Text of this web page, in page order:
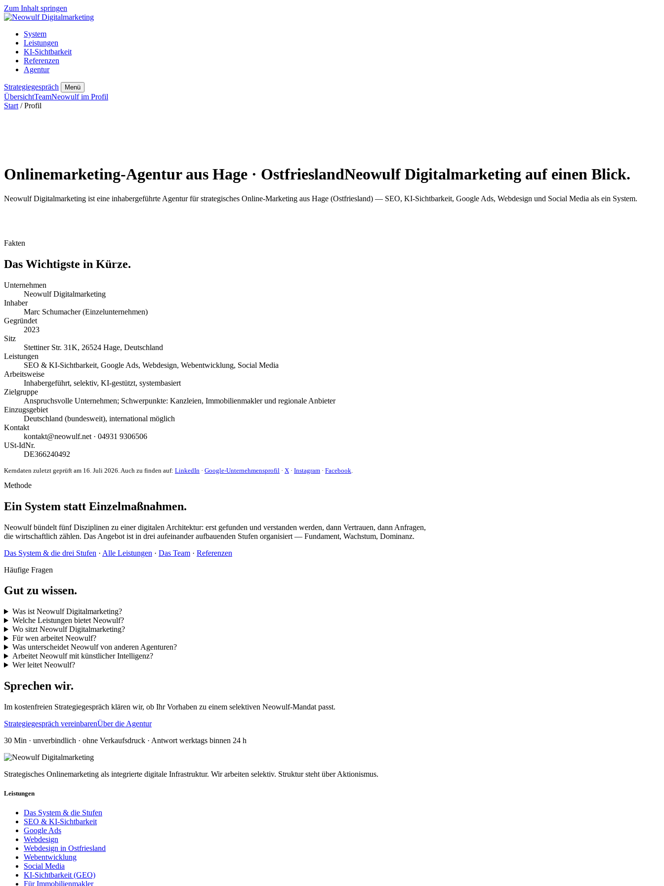
Zum Inhalt springen
System
Leistungen
KI-Sichtbarkeit
Referenzen
Agentur
Strategiegespräch Menü
ÜbersichtTeamNeowulf im Profil
Start / Profil
Onlinemarketing-Agentur aus Hage · OstfrieslandNeowulf Digitalmarketing auf einen Blick.
Neowulf Digitalmarketing ist eine inhabergeführte Agentur für strategisches Online-Marketing aus Hage (Ostfriesland) — SEO, KI-Sichtbarkeit, Google Ads, Webdesign und Social Media als ein System.
Fakten
Das Wichtigste in Kürze.
Unternehmen
Neowulf Digitalmarketing
Inhaber
Marc Schumacher (Einzelunternehmen)
Gegründet
2023
Sitz
Stettiner Str. 31K, 26524 Hage, Deutschland
Leistungen
SEO & KI-Sichtbarkeit, Google Ads, Webdesign, Webentwicklung, Social Media
Arbeitsweise
Inhabergeführt, selektiv, KI-gestützt, systembasiert
Zielgruppe
Anspruchsvolle Unternehmen; Schwerpunkte: Kanzleien, Immobilienmakler und regionale Anbieter
Einzugsgebiet
Deutschland (bundesweit), international möglich
Kontakt
kontakt@neowulf.net · 04931 9306506
USt-IdNr.
DE366240492
Kerndaten zuletzt geprüft am 16. Juli 2026. Auch zu finden auf: LinkedIn · Google-Unternehmensprofil · X · Instagram · Facebook
Methode
Ein System statt Einzelmaßnahmen.
Neowulf bündelt fünf Disziplinen zu einer digitalen Architektur: erst gefunden und verstanden werden, dann Vertrauen, dann Anfragen,
die wirtschaftlich zählen. Das Angebot ist in drei aufeinander aufbauenden Stufen organisiert — Fundament, Wachstum, Dominanz.
Das System & die drei Stufen · Alle Leistungen · Das Team · Referenzen
Häufige Fragen
Gut zu wissen.
Was ist Neowulf Digitalmarketing?
Welche Leistungen bietet Neowulf?
Wo sitzt Neowulf Digitalmarketing?
Für wen arbeitet Neowulf?
Was unterscheidet Neowulf von anderen Agenturen?
Arbeitet Neowulf mit künstlicher Intelligenz?
Wer leitet Neowulf?
Sprechen wir.
Im kostenfreien Strategiegespräch klären wir, ob Ihr Vorhaben zu einem selektiven Neowulf-Mandat passt.
Strategiegespräch vereinbarenÜber die Agentur
30 Min · unverbindlich · ohne Verkaufsdruck · Antwort werktags binnen 24 h
Strategisches Onlinemarketing als integrierte digitale Infrastruktur. Wir arbeiten selektiv. Struktur steht über Aktionismus.
Leistungen
Das System & die Stufen
SEO & KI-Sichtbarkeit
Google Ads
Webdesign
Webdesign in Ostfriesland
Webentwicklung
Social Media
KI-Sichtbarkeit (GEO)
Für Immobilienmakler